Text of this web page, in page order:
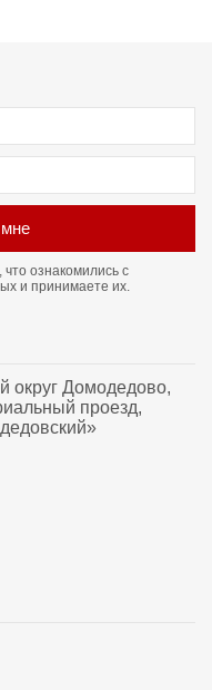
ознакомились с
и принимаете их.
округ Домодедово,
проезд,